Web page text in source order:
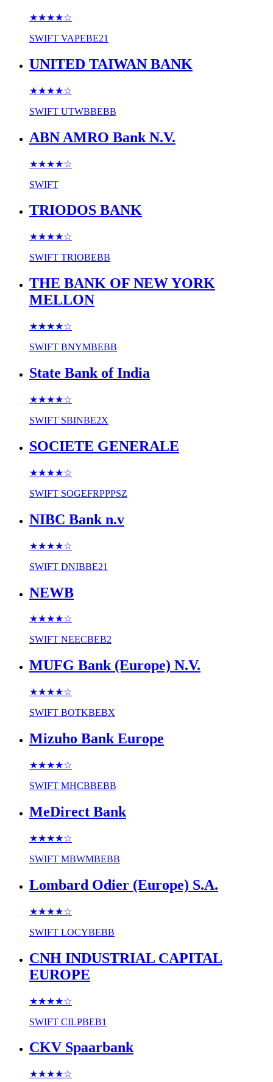
★★★★☆
SWIFT VAPEBE21
UNITED TAIWAN BANK
★★★★☆
SWIFT UTWBBEBB
ABN AMRO Bank N.V.
★★★★☆
SWIFT
TRIODOS BANK
★★★★☆
SWIFT TRIOBEBB
THE BANK OF NEW YORK
MELLON
★★★★☆
SWIFT BNYMBEBB
State Bank of India
★★★★☆
SWIFT SBINBE2X
SOCIETE GENERALE
★★★★☆
SWIFT SOGEFRPPPSZ
NIBC Bank n.v
★★★★☆
SWIFT DNIBBE21
NEWB
★★★★☆
SWIFT NEECBEB2
MUFG Bank (Europe) N.V.
★★★★☆
SWIFT BOTKBEBX
Mizuho Bank Europe
★★★★☆
SWIFT MHCBBEBB
MeDirect Bank
★★★★☆
SWIFT MBWMBEBB
Lombard Odier (Europe) S.A.
★★★★☆
SWIFT LOCYBEBB
CNH INDUSTRIAL CAPITAL
EUROPE
★★★★☆
SWIFT CILPBEB1
CKV Spaarbank
★★★★☆